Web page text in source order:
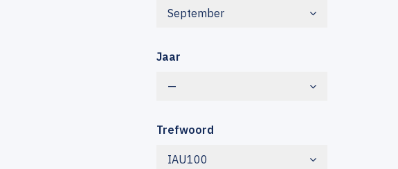
September
Jaar
—
Trefwoord
IAU100